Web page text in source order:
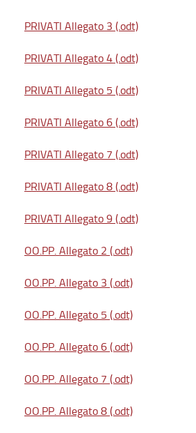
PRIVATI Allegato 3 (.odt)
PRIVATI Allegato 4 (.odt)
PRIVATI Allegato 5 (.odt)
PRIVATI Allegato 6 (.odt)
PRIVATI Allegato 7 (.odt)
PRIVATI Allegato 8 (.odt)
PRIVATI Allegato 9 (.odt)
OO.PP. Allegato 2 (.odt)
OO.PP. Allegato 3 (.odt)
OO.PP. Allegato 5 (.odt)
OO.PP. Allegato 6 (.odt)
OO.PP. Allegato 7 (.odt)
OO.PP. Allegato 8 (.odt)